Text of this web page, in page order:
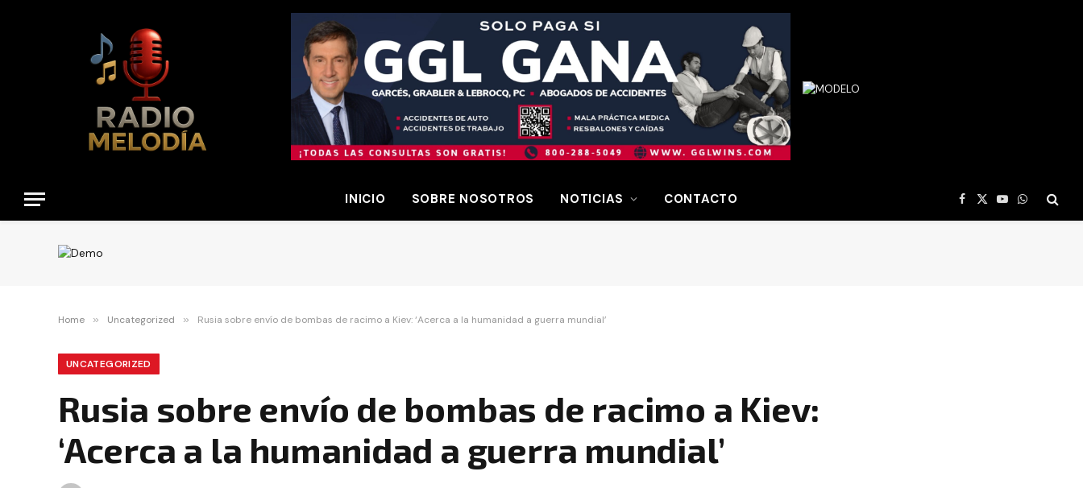
INICIO SOBRE NOSOTROS NOTICIAS CONTACTO Facebook
X
(Twitter)
YouTube
WhatsApp
Home » Uncategorized » Rusia sobre envío de bombas de racimo a Kiev: ‘Acerca a la humanidad a guerra mundial’
UNCATEGORIZED
Rusia sobre envío de bombas de racimo a Kiev:
‘Acerca a la humanidad a guerra mundial’